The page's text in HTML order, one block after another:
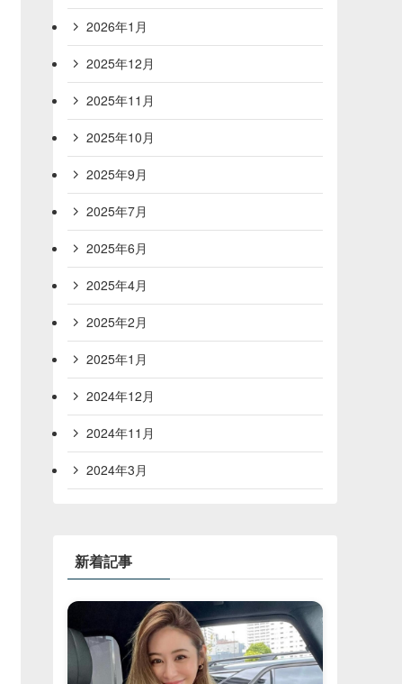
2026年1月
2025年12月
2025年11月
2025年10月
2025年9月
2025年7月
2025年6月
2025年4月
2025年2月
2025年1月
2024年12月
2024年11月
2024年3月
新着記事